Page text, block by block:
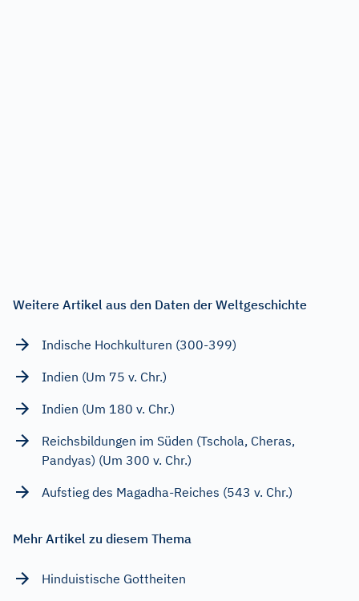
Weitere Artikel aus den Daten der Weltgeschichte
Indische Hochkulturen (300-399)
Indien (Um 75 v. Chr.)
Indien (Um 180 v. Chr.)
Reichsbildungen im Süden (Tschola, Cheras,
Pandyas) (Um 300 v. Chr.)
Aufstieg des Magadha-Reiches (543 v. Chr.)
Mehr Artikel zu diesem Thema
Hinduistische Gottheiten